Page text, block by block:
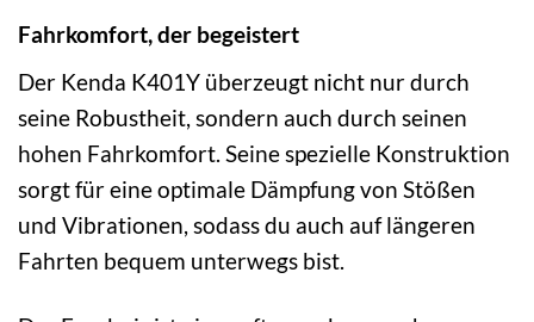
Fahrkomfort, der begeistert
Der Kenda K401Y überzeugt nicht nur durch
seine Robustheit, sondern auch durch seinen
hohen Fahrkomfort. Seine spezielle Konstruktion
sorgt für eine optimale Dämpfung von Stößen
und Vibrationen, sodass du auch auf längeren
Fahrten bequem unterwegs bist.